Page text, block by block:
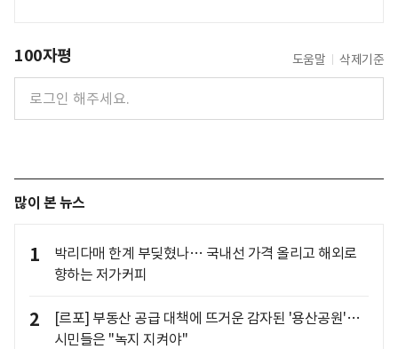
100자평 도움말 삭제기준
많이 본 뉴스
1
박리다매 한계 부딪혔나… 국내선 가격 올리고 해외로
향하는 저가커피
2
[르포] 부동산 공급 대책에 뜨거운 감자된 '용산공원'…
시민들은 "녹지 지켜야"